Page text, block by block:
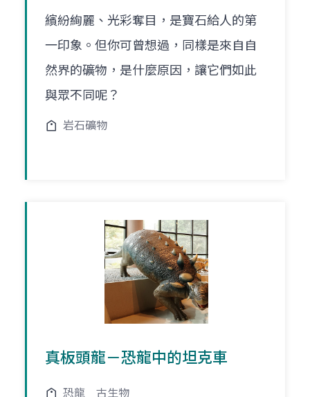
繽紛絢麗、光彩奪目，是寶石給人的第
一印象。但你可曾想過，同樣是來自自
然界的礦物，是什麼原因，讓它們如此
與眾不同呢？
岩石礦物
真板頭龍－恐龍中的坦克車
恐龍 古生物